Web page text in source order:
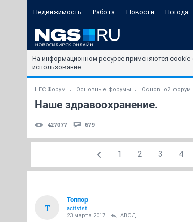
Недвижимость Работа Новости Погода
На информационном ресурсе применяются
использование.
НГС.Форум Основные форумы Основной форум
Наше здравоохранение.
427077 679
1 2 3 4
Т
Топпор
activist
23 марта 2017 АВСД